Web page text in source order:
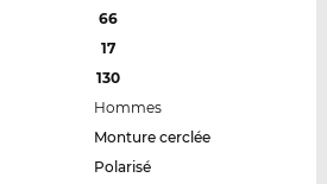
66
17
130
Hommes
Monture cerclée
Polarisé